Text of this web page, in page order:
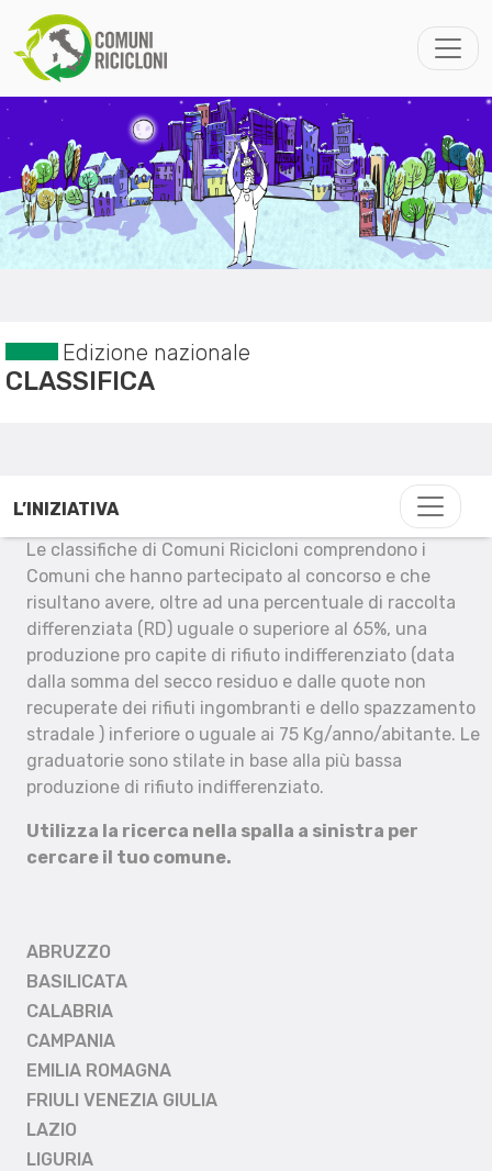
Edizione nazionale
CLASSIFICA
L’INIZIATIVA
Le classifiche di Comuni Ricicloni comprendono i
Comuni che hanno partecipato al concorso e che
risultano avere, oltre ad una percentuale di raccolta
differenziata (RD) uguale o superiore al 65%, una
produzione pro capite di rifiuto indifferenziato (data
dalla somma del secco residuo e dalle quote non
recuperate dei rifiuti ingombranti e dello spazzamento
stradale ) inferiore o uguale ai 75 Kg/anno/abitante. Le
graduatorie sono stilate in base alla più bassa
produzione di rifiuto indifferenziato.
Utilizza la ricerca nella spalla a sinistra per
cercare il tuo comune.
ABRUZZO
BASILICATA
CALABRIA
CAMPANIA
EMILIA ROMAGNA
FRIULI VENEZIA GIULIA
LAZIO
LIGURIA